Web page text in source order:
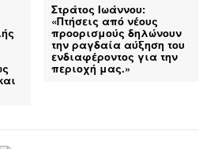
Στράτος Ιωάννου:
«Πτήσεις από νέους
προορισμούς δηλώνουν
την ραγδαία αύξηση του
ενδιαφέροντος για την
περιοχή μας.»